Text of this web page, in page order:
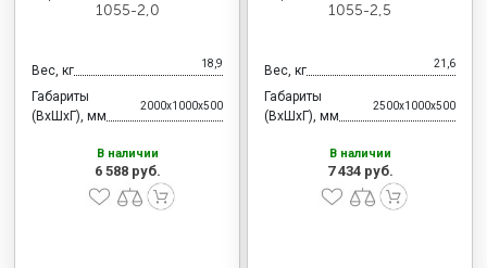
1055-2,0
Вес, кг 18,9
Габариты
(ВхШхГ), мм
2000x1000x500
В наличии
6 588 руб.
1055-2,5
Вес, кг 21,6
Габариты
(ВхШхГ), мм
2500x1000x500
В наличии
7 434 руб.